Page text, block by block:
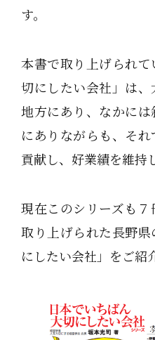
す。
本書で取り上げられ
切にしたい会社」は
地方にあり、なかに
にありながらも、そ
貢献し、好業績を維持
現在このシリーズも
取り上げられた長野
にしたい会社」をご紹